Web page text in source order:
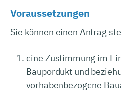
Voraussetzungen
Sie können einen Antrag
eine Zustimmung im
Baupordukt und
vorhabenbezogene